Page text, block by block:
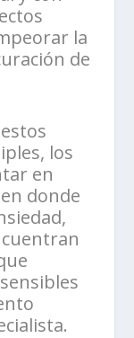
la
de
los
en
donde